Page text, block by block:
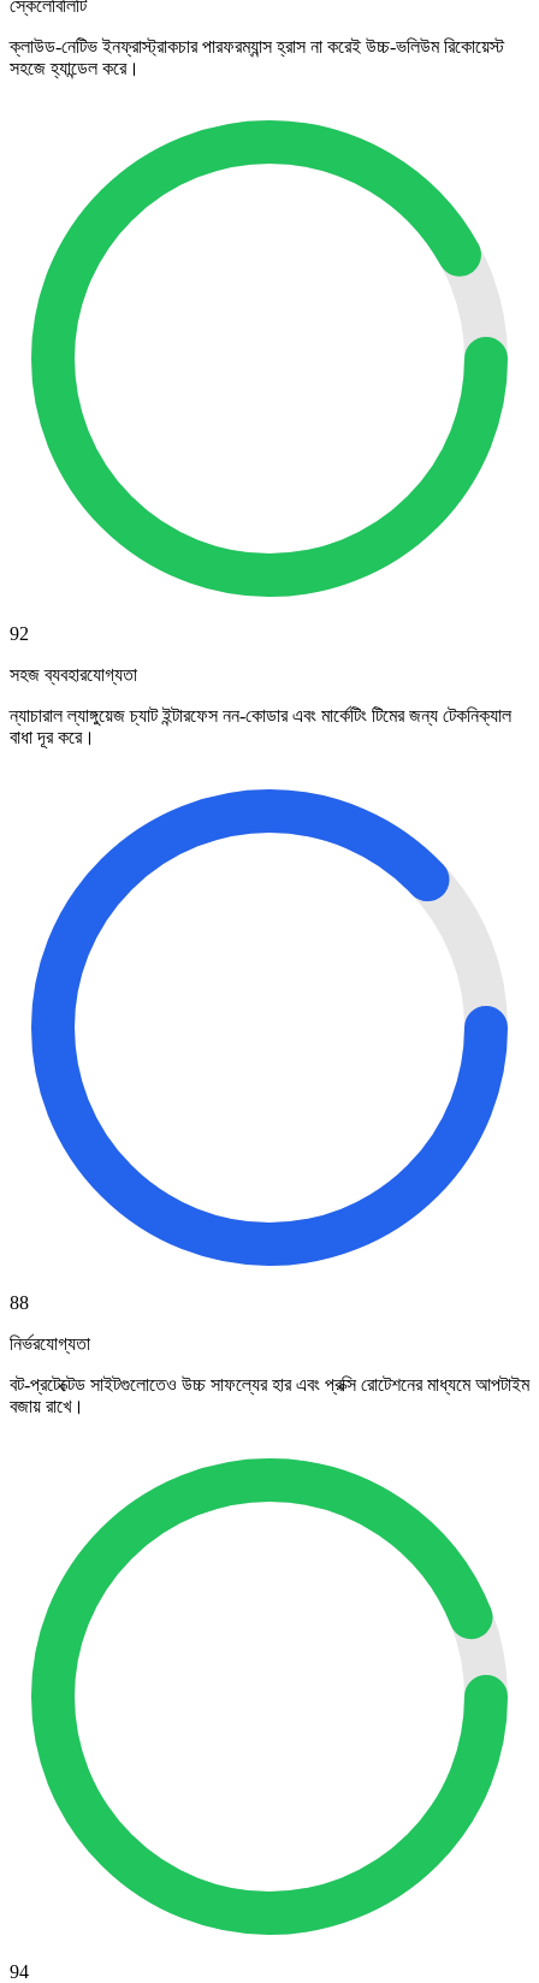
স্কেলেবিলিটি
ক্লাউড-নেটিভ ইনফ্রাস্ট্রাকচার পারফরম্যান্স হ্রাস না করেই উচ্চ-ভলিউম রিকোয়েস্ট
সহজে হ্যান্ডেল করে।
92
সহজ ব্যবহারযোগ্যতা
ন্যাচারাল ল্যাঙ্গুয়েজ চ্যাট ইন্টারফেস নন-কোডার এবং মার্কেটিং টিমের জন্য টেকনিক্যাল
বাধা দূর করে।
88
নির্ভরযোগ্যতা
বট-প্রটেক্টেড সাইটগুলোতেও উচ্চ সাফল্যের হার এবং প্রক্সি রোটেশনের মাধ্যমে আপটাইম
বজায় রাখে।
94